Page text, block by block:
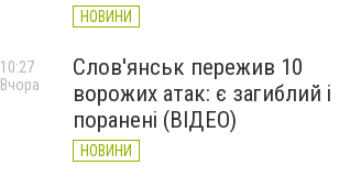
НОВИНИ
Слов'янськ пережив 10
ворожих атак: є загиблий і
поранені (ВІДЕО)
НОВИНИ
10:27
Вчора